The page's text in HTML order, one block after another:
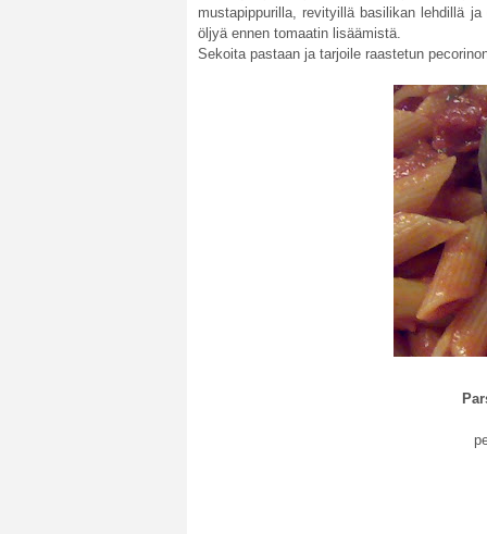
mustapippurilla, revityillä basilikan lehdillä
öljyä ennen tomaatin lisäämistä.
Sekoita pastaan ja tarjoile raastetun